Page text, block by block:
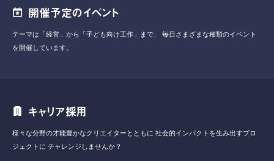
開催予定のイベント
テーマは「経営」から「子ども向け工作」まで、
毎日さまざまな種類のイベント
を開催しています。
キャリア採用
様々な分野の才能豊かなクリエイターとともに 社会的インパクトを生み出すプロ
ジェクトに チャレンジしませんか？